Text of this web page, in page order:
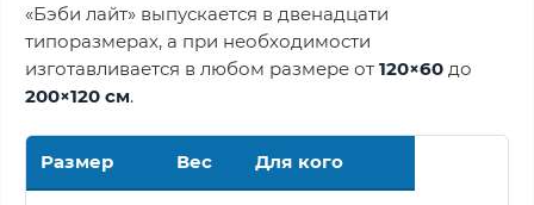
«Бэби лайт» выпускается в двенадцати
типоразмерах, а при необходимости
изготавливается в любом размере от 120×60 до
200×120 см.
Размер Вес Для кого